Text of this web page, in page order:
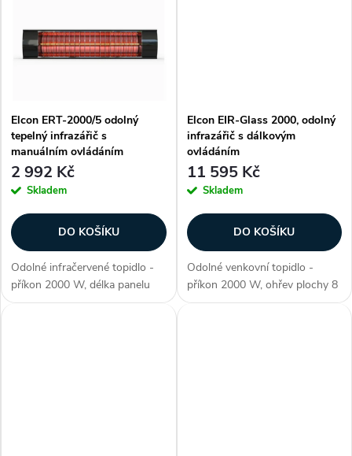
t
k
t
ů
Elcon ERT-2000/5 odolný
tepelný infrazářič s
manuálním ovládáním
2 992 Kč
Skladem
DO KOŠÍKU
Odolné infračervené topidlo -
příkon 2000 W, délka panelu
500 mm, voděodolné (krytí IP
Elcon EIR-Glass 2000, odolný
infrazářič s dálkovým
ovládáním
11 595 Kč
Skladem
DO KOŠÍKU
Odolné venkovní topidlo -
příkon 2000 W, ohřev plochy 8
- 12 m2, životnost lampy 7000